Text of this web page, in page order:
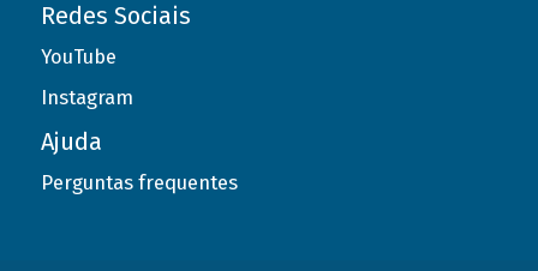
Redes Sociais
YouTube
Instagram
Ajuda
Perguntas frequentes